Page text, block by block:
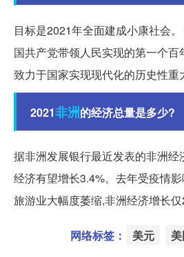
目标是2021年全面建成小康社会
国共产党带领人民实现的第一个
致力于国家实现现代化的历史性重
2021非洲的经济总量是多少?
据非洲发展银行最近发表的非洲
经济有望增长3.4%。去年受疫情
旅游业大幅度萎缩,非洲经济增长仅
网络标签： 美元